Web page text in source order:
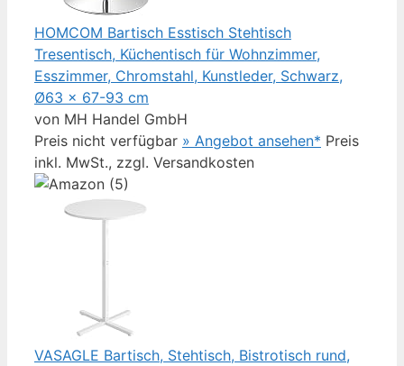
HOMCOM Bartisch Esstisch Stehtisch
Tresentisch, Küchentisch für Wohnzimmer,
Esszimmer, Chromstahl, Kunstleder, Schwarz,
Ø63 x 67-93 cm
von MH Handel GmbH
Preis nicht verfügbar » Angebot ansehen* Preis
inkl. MwSt., zzgl. Versandkosten
VASAGLE Bartisch, Stehtisch, Bistrotisch rund,